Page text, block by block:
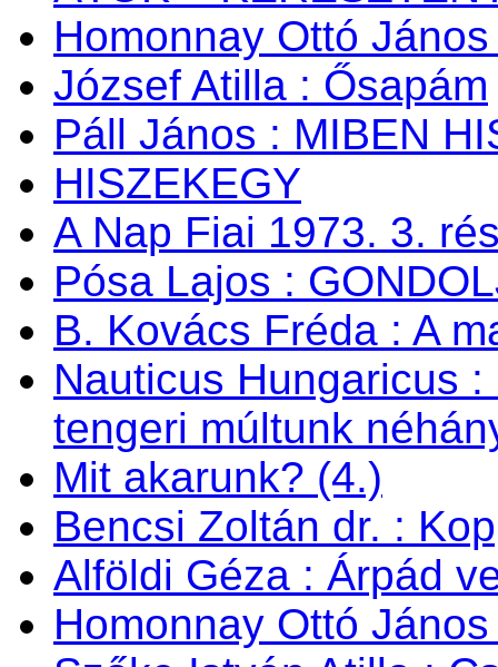
Homonnay Ottó
József Atilla : Ősapám
Páll János : MIBEN
HISZEKEGY
A Nap Fiai 1973. 3.
Pósa Lajos :
B. Kovács Fréda : A
Nauticus Hungaricus
tengeri múltunk
Mit akarunk? (4.)
Bencsi Zoltán dr. :
Alföldi Géza : Árpád
Homonnay Ottó